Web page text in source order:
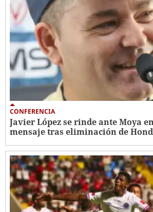
CONFERENCIA
Javier López se rinde ante Moya
mensaje tras eliminación de